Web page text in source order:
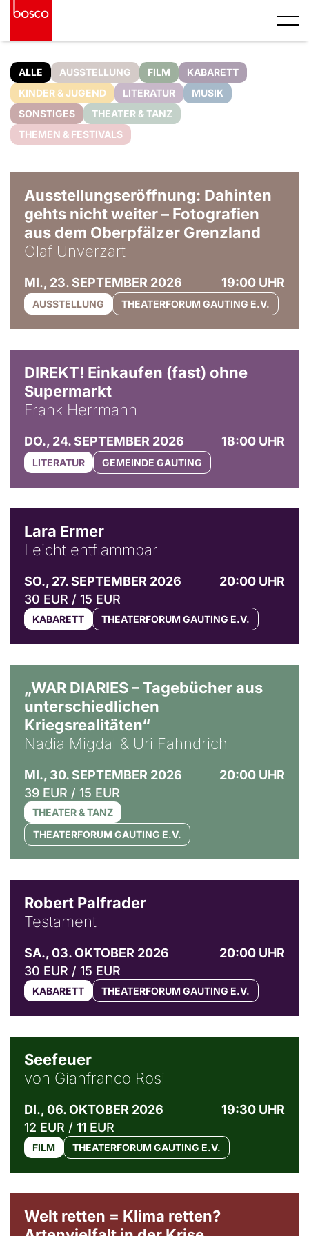
ALLE AUSSTELLUNG FILM
KABARETT
KINDER & JUGEND
LITERATUR
MUSIK
SONSTIGES
THEATER & TANZ
THEMEN & FESTIVALS
Ausstellungseröffnung: Dahinten
gehts nicht weiter – Fotografien
aus dem Oberpfälzer Grenzland
Olaf Unverzart
MI., 23. SEPTEMBER 2026 19:00 UHR
AUSSTELLUNG THEATERFORUM GAUTING E.V.
DIREKT! Einkaufen (fast) ohne
Supermarkt
Frank Herrmann
DO., 24. SEPTEMBER 2026 18:00 UHR
LITERATUR GEMEINDE GAUTING
Lara Ermer
Leicht entflammbar
SO., 27. SEPTEMBER 2026
20:00 UHR
30 EUR / 15 EUR
KABARETT THEATERFORUM GAUTING E.V.
„WAR DIARIES – Tagebücher aus
unterschiedlichen
Kriegsrealitäten“
Nadia Migdal & Uri Fahndrich
MI., 30. SEPTEMBER 2026
20:00 UHR
39 EUR / 15 EUR
THEATER & TANZ
THEATERFORUM GAUTING E.V.
Robert Palfrader
Testament
SA., 03. OKTOBER 2026
20:00 UHR
30 EUR / 15 EUR
KABARETT THEATERFORUM GAUTING E.V.
Seefeuer
von Gianfranco Rosi
DI., 06. OKTOBER 2026
19:30 UHR
12 EUR / 11 EUR
FILM THEATERFORUM GAUTING E.V.
Welt retten = Klima retten?